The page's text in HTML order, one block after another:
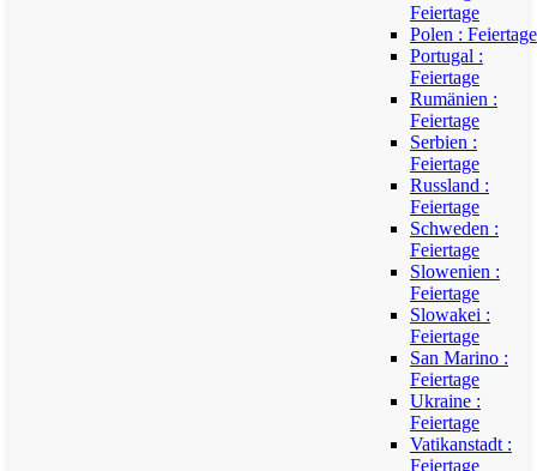
Feiertage
Polen : Feiertage
Portugal :
Feiertage
Rumänien :
Feiertage
Serbien :
Feiertage
Russland :
Feiertage
Schweden :
Feiertage
Slowenien :
Feiertage
Slowakei :
Feiertage
San Marino :
Feiertage
Ukraine :
Feiertage
Vatikanstadt :
Feiertage